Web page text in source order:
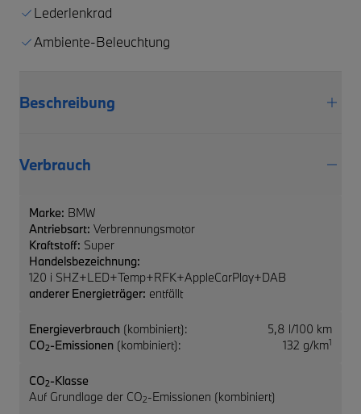
Lederlenkrad
Ambiente-Beleuchtung
Beschreibung
Verbrauch
Marke: BMW
Antriebsart: Verbrennungsmotor
Kraftstoff: Super
Handelsbezeichnung:
120 i SHZ+LED+Temp+RFK+AppleCarPlay+DAB
anderer Energieträger: entfällt
Energieverbrauch (kombiniert):
5,8 l/100 km
CO2-Emissionen (kombiniert): 132 g/km1
CO2-Klasse
Auf Grundlage der CO2-Emissionen (kombiniert)